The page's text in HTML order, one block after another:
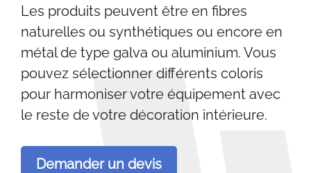
Les produits peuvent être en fibres
naturelles ou synthétiques ou encore en
métal de type galva ou aluminium. Vous
pouvez sélectionner différents coloris
pour harmoniser votre équipement avec
le reste de votre décoration intérieure.
Demander un devis